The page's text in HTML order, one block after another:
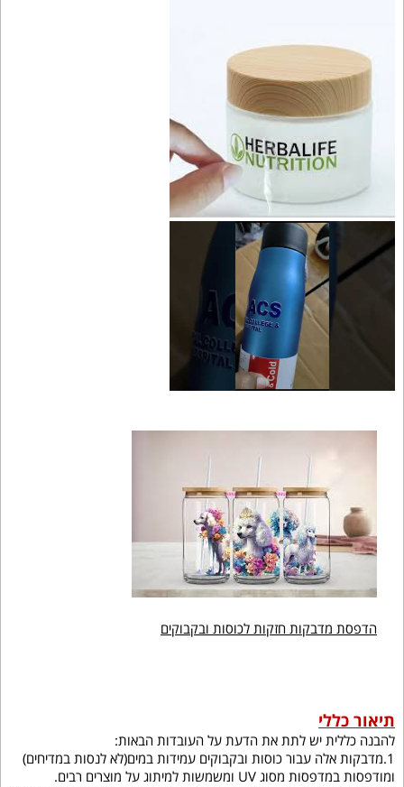
הדפסת מדבקות חזקות לכוסות ובקבוקים
תיאור כללי
להבנה כללית יש לתת את הדעת על העובדות הבאות:
1.מדבקות אלה עבור כוסות ובקבוקים עמידות במים(לא לנסות במדיחים)
ומודפסות במדפסות מסוג UV ומשמשות למיתוג על מוצרים רבים.